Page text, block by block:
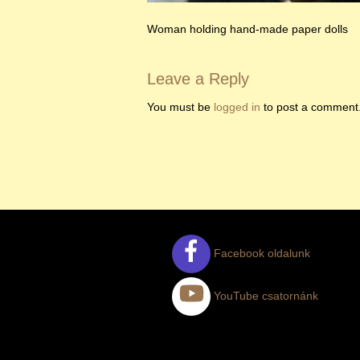
Woman holding hand-made paper dolls
Leave a Reply
You must be logged in to post a
Facebook oldalunk
YouTube csatornánk